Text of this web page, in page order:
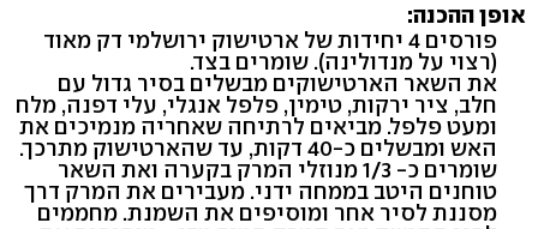
אופן ההכנה:
פורסים 4 יחידות של ארטישוק ירושלמי דק מאוד
(רצוי על מנדולינה). שומרים בצד.
את השאר הארטישוקים מבשלים בסיר גדול עם
חלב, ציר ירקות, טימין, פלפל אנגלי, עלי דפנה, מלח
ומעט פלפל. מביאים לרתיחה שאחריה מנמיכים את
האש ומבשלים כ-40 דקות, עד שהארטישוק מתרכך.
שומרים כ- 1/3 מנוזלי המרק בקערה ואת השאר
טוחנים היטב בממחה ידני. מעבירים את המרק דרך
מסננת לסיר אחר ומוסיפים את השמנת. מחממים